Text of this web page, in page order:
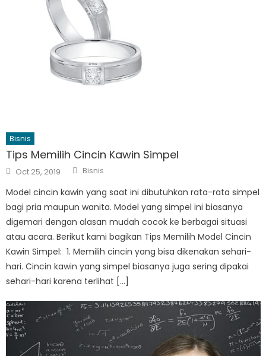
Bisnis
Tips Memilih Cincin Kawin Simpel
Posted
on
Oct 25, 2019 Author
Bisnis
Model cincin kawin yang saat ini dibutuhkan rata-rata simpel
bagi pria maupun wanita. Model yang simpel ini biasanya
digemari dengan alasan mudah cocok ke berbagai situasi
atau acara. Berikut kami bagikan Tips Memilih Model Cincin
Kawin Simpel: 1. Memilih cincin yang bisa dikenakan sehari-
hari. Cincin kawin yang simpel biasanya juga sering dipakai
sehari-hari karena terlihat […]